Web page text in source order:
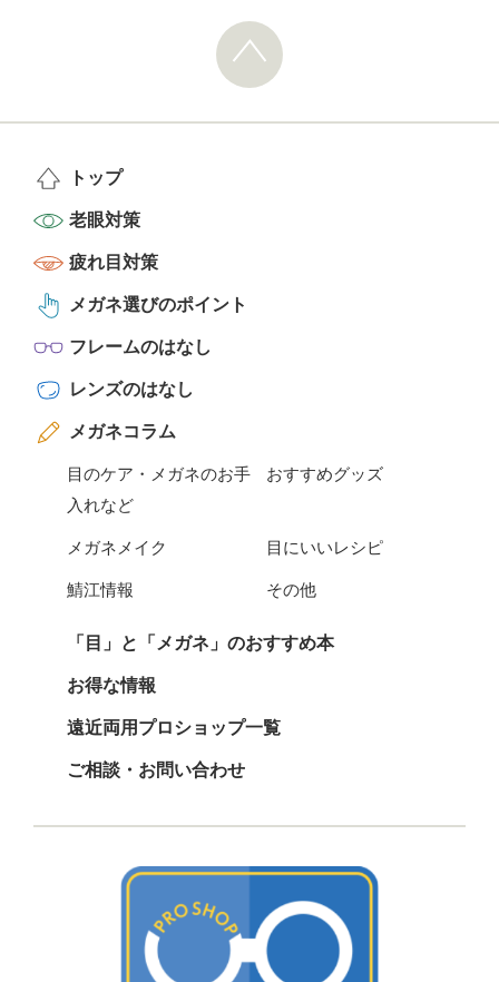
トップ
老眼対策
疲れ目対策
メガネ選びのポイント
フレームのはなし
レンズのはなし
メガネコラム
目のケア・メガネのお手
入れなど
おすすめグッズ
メガネメイク 目にいいレシピ
鯖江情報 その他
「目」と「メガネ」のおすすめ本
お得な情報
遠近両用プロショップ一覧
ご相談・お問い合わせ